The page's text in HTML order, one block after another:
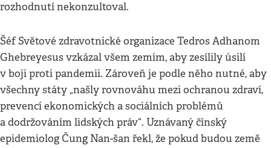
rozhodnutí nekonzultoval.
Šéf Světové zdravotnické organizace Tedros Adhanom
Ghebreyesus vzkázal všem zemím, aby zesílily úsilí
v boji proti pandemii. Zároveň je podle něho nutné, aby
všechny státy „našly rovnováhu mezi ochranou zdraví,
prevencí ekonomických a sociálních problémů
a dodržováním lidských práv“. Uznávaný čínský
epidemiolog Čung Nan-šan řekl, že pokud budou země